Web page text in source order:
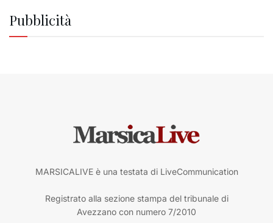
Pubblicità
MARSICALIVE è una testata di LiveCommunication
Registrato alla sezione stampa del tribunale di
Avezzano con numero 7/2010